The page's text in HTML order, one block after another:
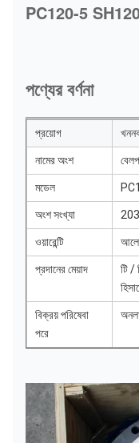
PC120-5
পণ্যের বর্ণনা
প্রয়োগ
নামের অংশ
মডেল
অংশ সংখ্যা
ওয়ারেন্টি
প্রদানের মেয়াদ
টি /
বিক্রয় পরিষেবা
পরে